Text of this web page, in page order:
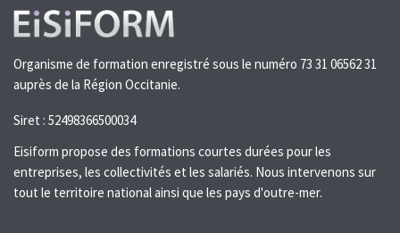
Organisme de formation enregistré sous le numéro 73 31 06562 31
auprès de la Région Occitanie.
Siret : 52498366500034
Eisiform propose des formations courtes durées pour les
entreprises, les collectivités et les salariés. Nous intervenons sur
tout le territoire national ainsi que les pays d'outre-mer.